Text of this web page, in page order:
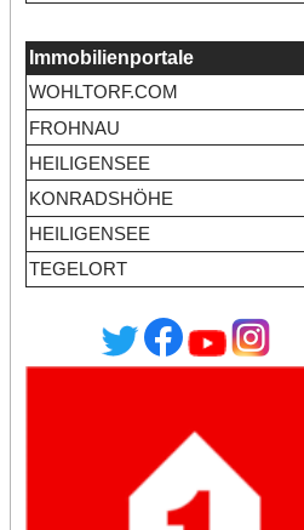
Immobilienportale
WOHLTORF.COM
FROHNAU
HEILIGENSEE
KONRADSHÖHE
HEILIGENSEE
TEGELORT